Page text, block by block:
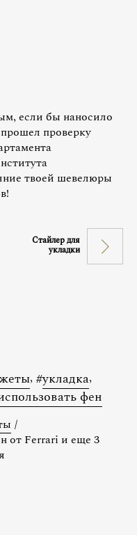
если бы наносило
проверку
твоей шевелюры
Стайлер для
укладки
, #укладка,
фен
/
от Ferrari и еще 3